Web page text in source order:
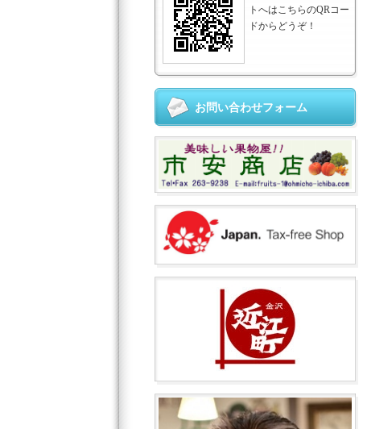
トへはこちらのQRコー
ドからどうぞ！
お問い合わせフォーム